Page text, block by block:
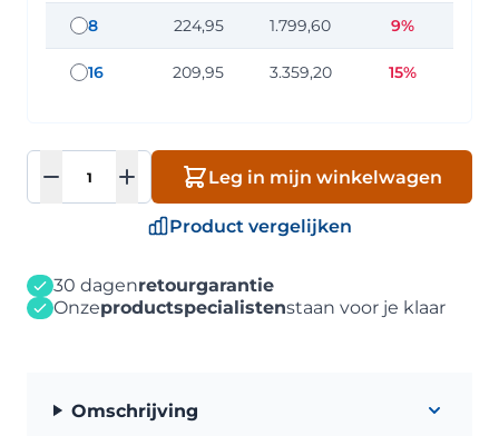
staffel hoeveelheid: 8
8 224,95 1.799,60 9%
staffel hoeveelheid: 16
16 209,95 3.359,20 15%
Aantal
Leg in mijn winkelwagen
Product vergelijken
30 dagenretourgarantie
Onzeproductspecialistenstaan voor je klaar
Omschrijving